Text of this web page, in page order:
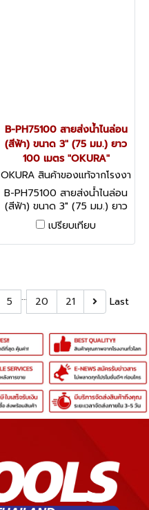
B-PH75100 สายส่งน้ำไนล่อน
(สีฟ้า) ขนาด 3" (75 มม.) ยาว
100 เมตร "OKURA"
OKURA สินค้าของแท้จากโรงงา
นผู้ผลิต B-PH75100
B-PH75100 สายส่งน้ำไนล่อน
(สีฟ้า) ขนาด 3" (75 มม.) ยาว
100 เมตร "OKURA"
เปรียบเทียบ
5 … 20 21 Last